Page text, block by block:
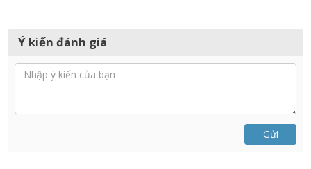
Ý kiến đánh giá
Gửi